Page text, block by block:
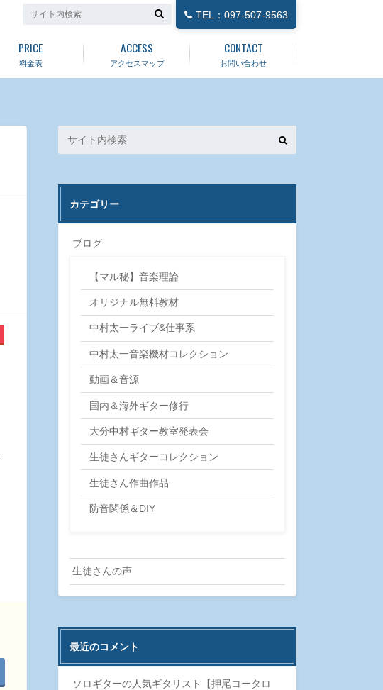
TEL：097-507-9563
料金表
PRICE
アクセスマップ
ACCESS
お問い合わせ
CONTACT
カテゴリー
ブログ
【マル秘】音楽理論
オリジナル無料教材
中村太一ライブ&仕事系
中村太一音楽機材コレクション
動画＆音源
国内＆海外ギター修行
大分中村ギター教室発表会
生徒さんギターコレクション
生徒さん作曲作品
防音関係＆DIY
生徒さんの声
最近のコメント
ソロギターの人気ギタリスト【押尾コータロ